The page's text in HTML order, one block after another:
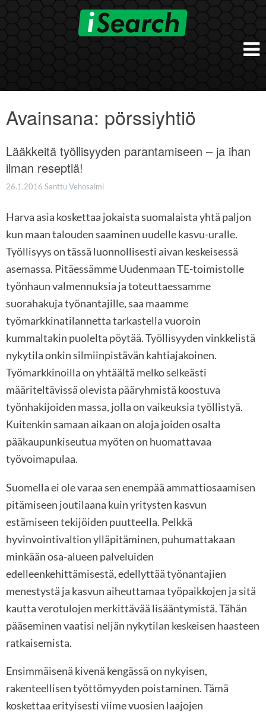
Skip
iSearch Direct
iSearch Chief Executive
Räätälöidyt hakupalvelut
Konsultointi
iSearch HR ja HRD kumppanuuspalvelut
iSearch Boost
iSearch
In English
Avainsana: pörssiyhtiö
Lääkkeitä työllisyyden parantamiseen – ja ihan
ilman reseptiä!
26.1.2016 Santtu Vehosalmi
Harva asia koskettaa jokaista suomalaista yhtä paljon
kun maan talouden saaminen uudelle kasvu-uralle.
Työllisyys on tässä luonnollisesti aivan keskeisessä
asemassa. Pitäessämme Uudenmaan TE-toimistolle
työnhaun valmennuksia ja toteuttaessamme
suorahakuja työnantajille, saa maamme
työmarkkinatilannetta tarkastella vuoroin
kummaltakin puolelta pöytää. Työllisyyden vinkkelistä
nykytila onkin silmiinpistävän kahtiajakoinen.
Työmarkkinoilla on yhtäältä melko selkeästi
määriteltävissä olevista pääryhmistä koostuva
työnhakijoiden massa, jolla on vaikeuksia työllistyä.
Kuitenkin samaan aikaan on aloja joiden osalta
pääkaupunkiseutua myöten on huomattavaa
työvoimapulaa.
Suomella ei ole varaa sen enempää ammattiosaamisen
pitämiseen joutilaana kuin yritysten kasvun
estämiseen tekijöiden puutteella. Pelkkä
hyvinvointivaltion ylläpitäminen, puhumattakaan
minkään osa-alueen palveluiden
edelleenkehittämisestä, edellyttää työnantajien
menestystä ja kasvun aiheuttamaa työpaikkojen ja sitä
kautta verotulojen merkittävää lisääntymistä. Tähän
pääseminen vaatisi neljän nykytilan keskeisen haasteen
ratkaisemista.
Ensimmäisenä kivenä kengässä on nykyisen,
rakenteellisen työttömyyden poistaminen. Tämä
koskettaa erityisesti viime vuosien laajojen